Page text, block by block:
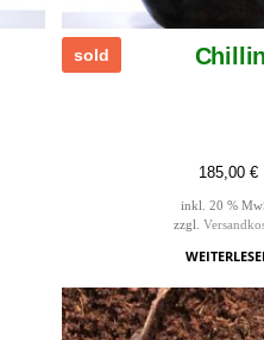
sold
185,00€
inkl. 20 %
zzgl.